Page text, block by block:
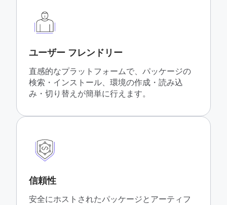
ユーザー フレンドリー
直感的なプラットフォームで、パッケージの
検索・インストール、環境の作成・読み込
み・切り替えが簡単に行えます。
信頼性
安全にホストされたパッケージとアーティフ